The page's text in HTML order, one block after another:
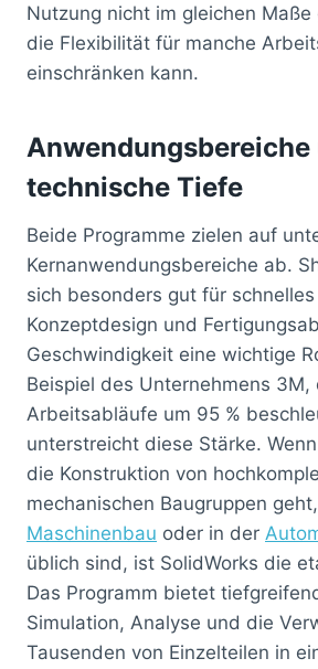
Nutzung nicht im gleichen
die Flexibilität für manche
einschränken kann.
Anwendungsbereiche
technische Tiefe
Beide Programme zielen auf
Kernanwendungsbereiche ab.
sich besonders gut für
Konzeptdesign und
Geschwindigkeit eine wichtige
Beispiel des Unternehmens 3M,
Arbeitsabläufe um 95 %
unterstreicht diese Stärke.
die Konstruktion von
mechanischen Baugruppen
Maschinenbau oder in der
üblich sind, ist SolidWorks die
Das Programm bietet
Simulation, Analyse und die
Tausenden von Einzelteilen in